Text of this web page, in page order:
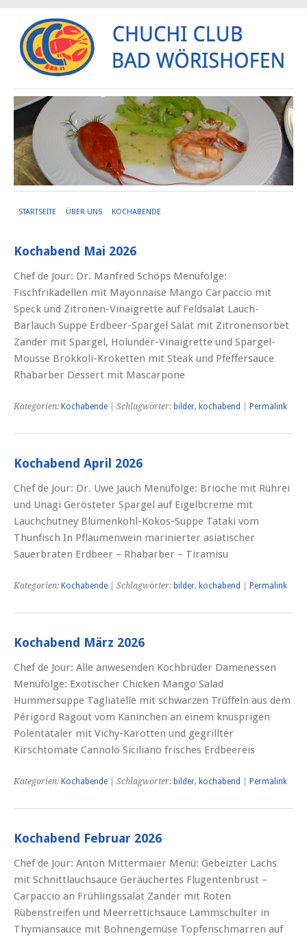
STARTSEITE ÜBER UNS KOCHABENDE
Kochabend Mai 2026
Chef de Jour: Dr. Manfred Schöps Menüfolge:
Fischfrikadellen mit Mayonnaise Mango Carpaccio mit
Speck und Zitronen-Vinaigrette auf Feldsalat Lauch-
Bärlauch Suppe Erdbeer-Spargel Salat mit Zitronensorbet
Zander mit Spargel, Holunder-Vinaigrette und Spargel-
Mousse Brokkoli-Kroketten mit Steak und Pfeffersauce
Rhabarber Dessert mit Mascarpone
Kategorien: Kochabende | Schlagwörter: bilder, kochabend Permalink
Kochabend April 2026
Chef de Jour: Dr. Uwe Jauch Menüfolge: Brioche mit Rührei
und Unagi Gerösteter Spargel auf Eigelbcreme mit
Lauchchutney Blumenkohl-Kokos-Suppe Tataki vom
Thunfisch In Pflaumenwein marinierter asiatischer
Sauerbraten Erdbeer – Rhabarber – Tiramisu
Kategorien: Kochabende | Schlagwörter: bilder, kochabend Permalink
Kochabend März 2026
Chef de Jour: Alle anwesenden Kochbrüder Damenessen
Menüfolge: Exotischer Chicken Mango Salad
Hummersuppe Tagliatelle mit schwarzen Trüffeln aus dem
Périgord Ragout vom Kaninchen an einem knusprigen
Polentataler mit Vichy-Karotten und gegrillter
Kirschtomate Cannolo Siciliano frisches Erdbeereis
Kategorien: Kochabende | Schlagwörter: bilder, kochabend Permalink
Kochabend Februar 2026
Chef de Jour: Anton Mittermaier Menü: Gebeizter Lachs
mit Schnittlauchsauce Geräuchertes Flugentenbrust –
Carpaccio an Frühlingssalat Zander mit Roten
Rübenstreifen und Meerrettichsauce Lammschulter in
Thymiansauce mit Bohnengemüse Topfenschmarren auf